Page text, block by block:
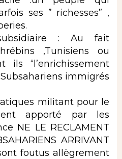
ses ” richesses” ,
: Au fait
,Tunisiens ou
ils “l’enrichissement
immigrés
militant pour le
apporté par les
NE LE RECLAMENT
ARRIVANT
foutus allègrement